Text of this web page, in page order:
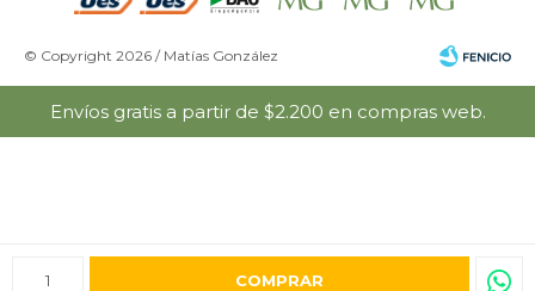
1 COMPRAR
© Copyright 2026 / Matías González
Envíos gratis a partir de $2.200 en compras web.